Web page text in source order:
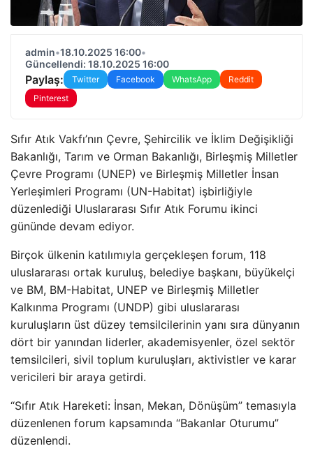
admin•18.10.2025 16:00•
Güncellendi: 18.10.2025 16:00
Paylaş: Twitter Facebook WhatsApp
Reddit
Pinterest
Sıfır Atık Vakfı’nın Çevre, Şehircilik ve İklim Değişikliği
Bakanlığı, Tarım ve Orman Bakanlığı, Birleşmiş Milletler
Çevre Programı (UNEP) ve Birleşmiş Milletler İnsan
Yerleşimleri Programı (UN-Habitat) işbirliğiyle
düzenlediği Uluslararası Sıfır Atık Forumu ikinci
gününde devam ediyor.
Birçok ülkenin katılımıyla gerçekleşen forum, 118
uluslararası ortak kuruluş, belediye başkanı, büyükelçi
ve BM, BM-Habitat, UNEP ve Birleşmiş Milletler
Kalkınma Programı (UNDP) gibi uluslararası
kuruluşların üst düzey temsilcilerinin yanı sıra dünyanın
dört bir yanından liderler, akademisyenler, özel sektör
temsilcileri, sivil toplum kuruluşları, aktivistler ve karar
vericileri bir araya getirdi.
“Sıfır Atık Hareketi: İnsan, Mekan, Dönüşüm” temasıyla
düzenlenen forum kapsamında “Bakanlar Oturumu”
düzenlendi.